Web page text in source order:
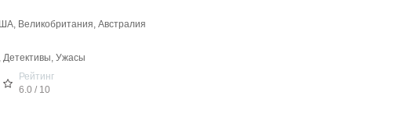
Великобритания, Австралия
Детективы, Ужасы
Рейтинг
6.0 / 10